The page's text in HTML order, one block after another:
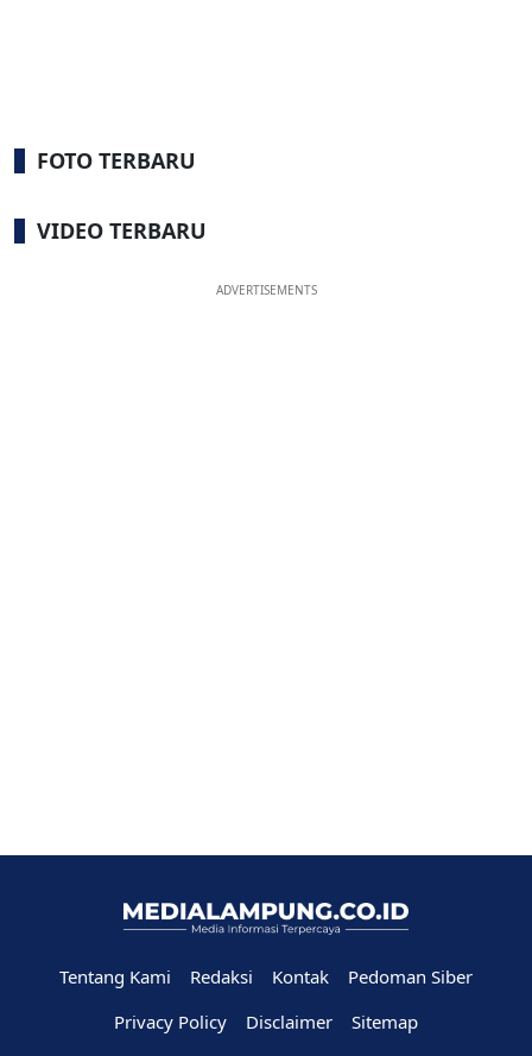
FOTO TERBARU
VIDEO TERBARU
ADVERTISEMENTS
Tentang Kami Redaksi Kontak
Pedoman Siber
Privacy Policy
Disclaimer Sitemap